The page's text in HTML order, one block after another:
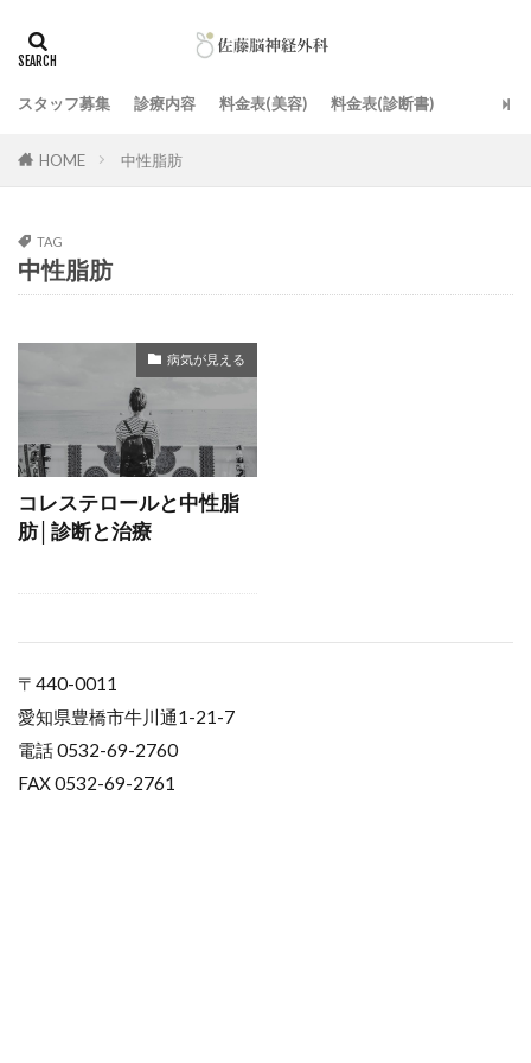
スタッフ募集 診療内容 料金表(美容) 料金表(診断書)
HOME 中性脂肪
TAG
中性脂肪
病気が見える
コレステロールと中性脂
肪│診断と治療
〒440-0011
愛知県豊橋市牛川通1-21-7
電話 0532-69-2760
FAX 0532-69-2761